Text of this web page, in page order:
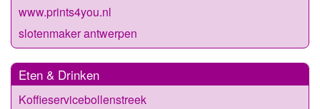
www.prints4you.nl
slotenmaker antwerpen
Eten & Drinken
Koffieservicebollenstreek